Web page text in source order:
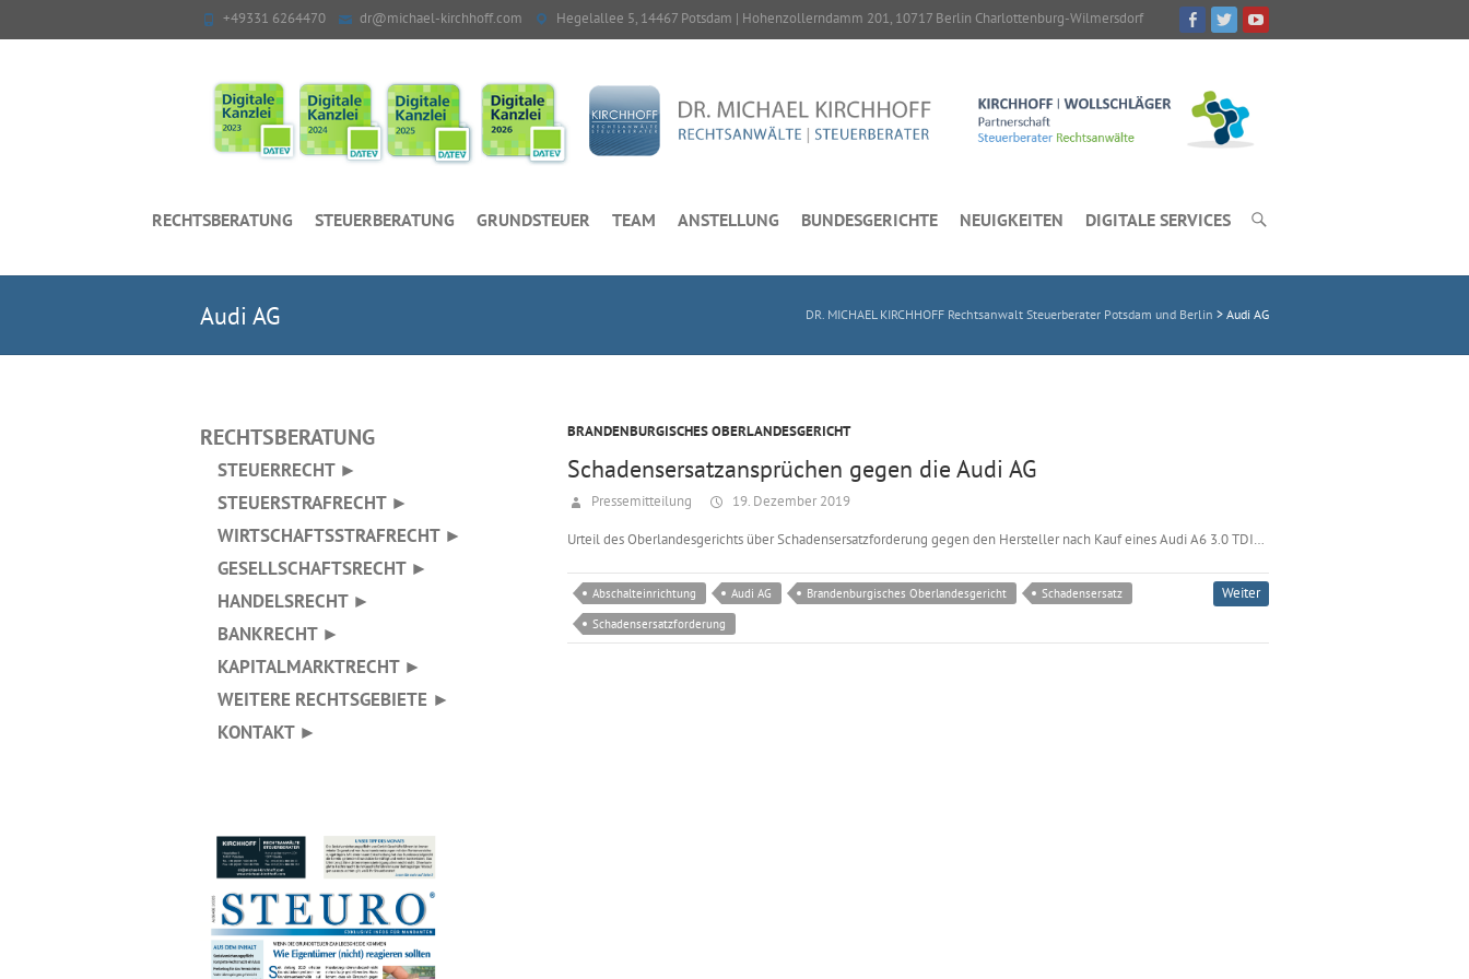
+49331 6264470 dr@michael-kirchhoff.com Hegelallee 5, 14467 Potsdam | Hohenzollerndamm 201, 10717 Berlin Charlottenburg-Wilmersdorf
RECHTSBERATUNG STEUERBERATUNG GRUNDSTEUER TEAM ANSTELLUNG BUNDESGERICHTE NEUIGKEITEN DIGITALE SERVICES
DR. MICHAEL KIRCHHOFF Rechtsanwalt Steuerberater Potsdam und Berlin > Audi AG
Audi AG
BRANDENBURGISCHES OBERLANDESGERICHT
Schadensersatzansprüchen gegen die Audi AG
Pressemitteilung 19. Dezember 2019
Urteil des Oberlandesgerichts über Schadensersatzforderung gegen den Hersteller nach Kauf eines Audi A6 3.0 TDI…
Abschalteinrichtung Audi AG Brandenburgisches Oberlandesgericht
Schadensersatz
Schadensersatzforderung
Weiter
RECHTSBERATUNG
STEUERRECHT ►
STEUERSTRAFRECHT ►
WIRTSCHAFTSSTRAFRECHT ►
GESELLSCHAFTSRECHT ►
HANDELSRECHT ►
BANKRECHT ►
KAPITALMARKTRECHT ►
WEITERE RECHTSGEBIETE ►
KONTAKT ►